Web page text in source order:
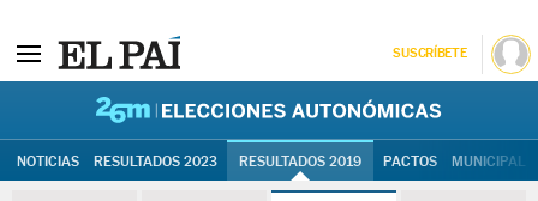
SUSCRÍBETE
NOTICIAS RESULTADOS 2023 RESULTADOS 2019 PACTOS